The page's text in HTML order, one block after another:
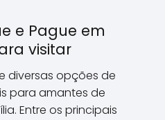
e Pague em
visitar
diversas opções de
para amantes de
Entre os principais